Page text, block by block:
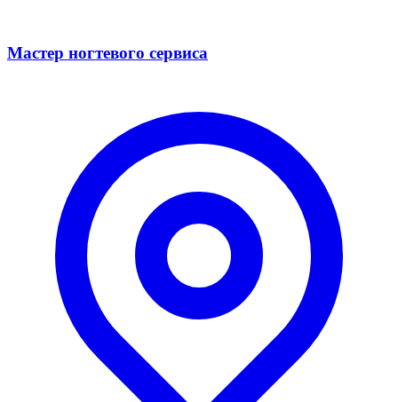
Мастер ногтевого сервиса